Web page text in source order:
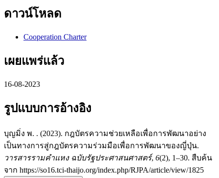
ดาวน์โหลด
Cooperation Charter
เผยแพร่แล้ว
16-08-2023
รูปแบบการอ้างอิง
บุญมิ่ง พ. . (2023). กฎบัตรความช่วยเหลือเพื่อการพัฒนาอย่าง
เป็นทางการสู่กฎบัตรความร่วมมือเพื่อการพัฒนาของญี่ปุ่น.
วารสารรามคำแหง ฉบับรัฐประศาสนศาสตร์, 6(2), 1–30. สืบค้น
จาก https://so16.tci-thaijo.org/index.php/RJPA/article/view/1825